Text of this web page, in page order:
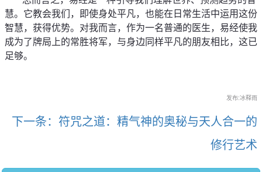
慧。它教会我们，即使身处平凡，也能在日常生活中运用这份
智慧，获得优势。对我而言，作为一名普通的医生，易经使我
成为了牌局上的常胜将军，与身边同样平凡的朋友相比，这已
足够。
发布:冰释雨
下一条：符咒之道：精气神的奥秘与天人合一的
修行艺术